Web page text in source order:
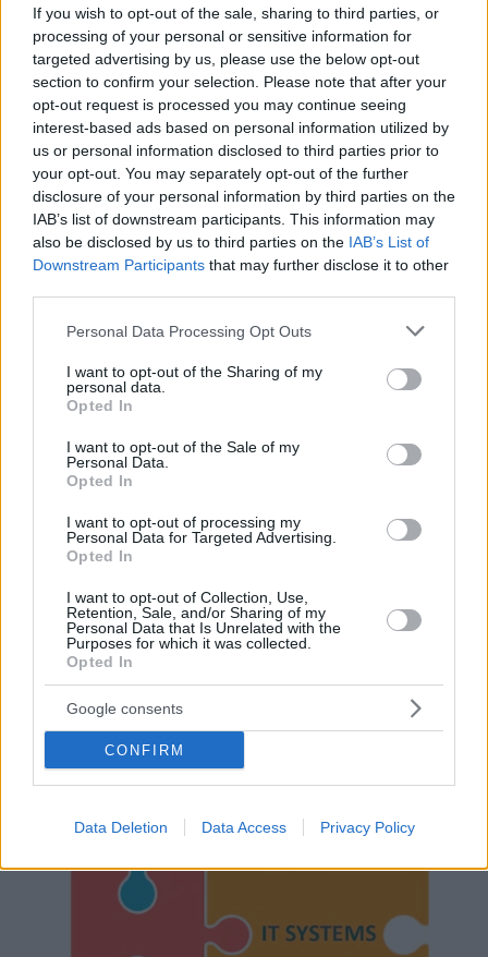
If you wish to opt-out of the sale, sharing to third parties, or
processing of your personal or sensitive information for
targeted advertising by us, please use the below opt-out
section to confirm your selection. Please note that after your
opt-out request is processed you may continue seeing
interest-based ads based on personal information utilized by
us or personal information disclosed to third parties prior to
your opt-out. You may separately opt-out of the further
disclosure of your personal information by third parties on the
IAB’s list of downstream participants. This information may
also be disclosed by us to third parties on the IAB’s List of
Downstream Participants that may further disclose it to other
Please note that this website/app uses one or more Google
not limited to your visit or usage behaviour. You may click to
grant or deny consent to Google and its third-party tags to
use your data for below specified purposes in below Google
consent section.
Personal Data Processing Opt Outs
I want to opt-out of the Sharing of my
personal data.
Opted In
I want to opt-out of the Sale of my
Personal Data.
Opted In
I want to opt-out of processing my
Personal Data for Targeted Advertising.
Opted In
I want to opt-out of Collection, Use,
Retention, Sale, and/or Sharing of my
Personal Data that Is Unrelated with the
Purposes for which it was collected.
Opted In
Google consents
CONFIRM
Data Deletion Data Access Privacy Policy
Email
Hirdetés
Hirdetés
Hirdetés